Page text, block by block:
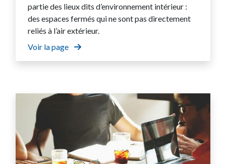
partie des lieux dits d’environnement intérieur :
des espaces fermés qui ne sont pas directement
reliés à l’air extérieur.
Voir la page